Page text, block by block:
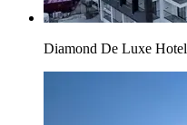
Diamond De Luxe Hotel